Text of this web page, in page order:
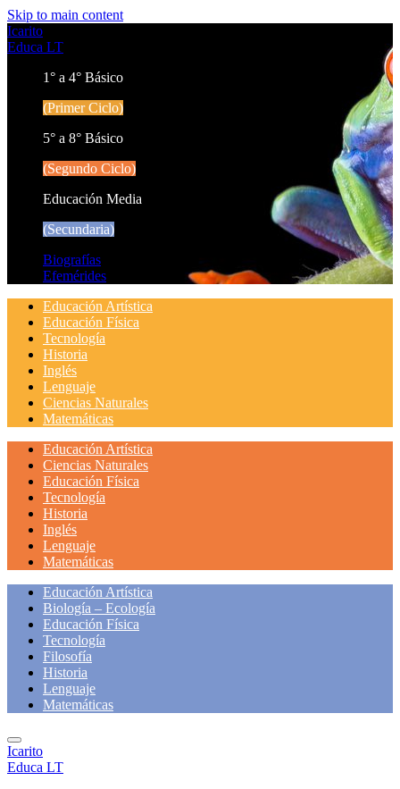
Skip to main content
Icarito
Educa LT
1° a 4° Básico
(Primer Ciclo)
5° a 8° Básico
(Segundo Ciclo)
Educación Media
(Secundaria)
Biografías
Efemérides
Educación Artística
Educación Física
Tecnología
Historia
Inglés
Lenguaje
Ciencias Naturales
Matemáticas
Educación Artística
Ciencias Naturales
Educación Física
Tecnología
Historia
Inglés
Lenguaje
Matemáticas
Educación Artística
Biología – Ecología
Educación Física
Tecnología
Filosofía
Historia
Lenguaje
Matemáticas
Icarito
Educa LT